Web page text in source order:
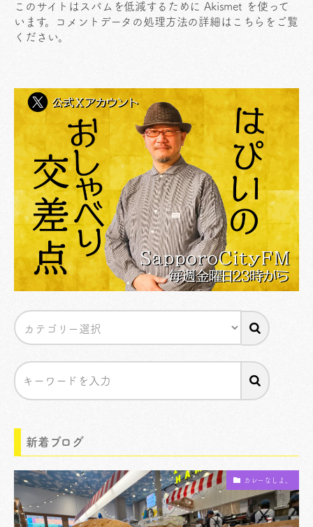
このサイトはスパムを低減するために Akismet を使って
います。
コメントデータの処理方法の詳細はこちらをご覧
ください。
新着ブログ
カレーなしよ。